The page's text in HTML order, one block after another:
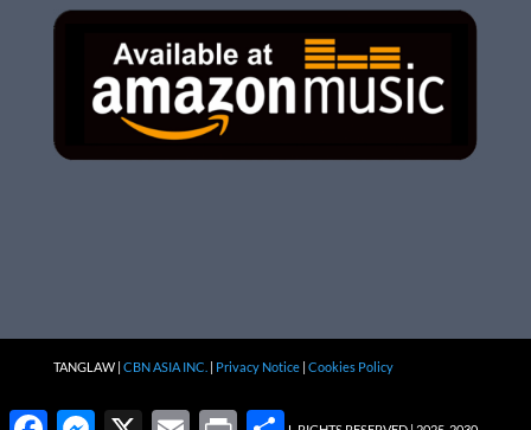
TANGLAW | CBN ASIA INC. | Privacy Notice| Cookies Policy
FacebookMessenger
X Email Print